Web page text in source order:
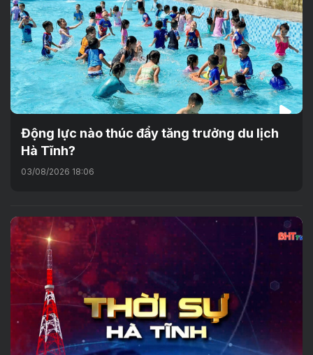
Động lực nào thúc đẩy tăng trưởng du lịch
Hà Tĩnh?
03/08/2026 18:06